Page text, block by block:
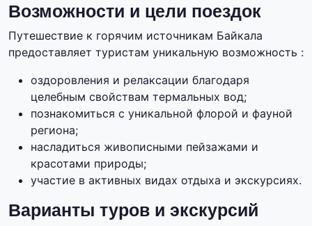
Возможности и цели поездок
Путешествие к горячим источникам Байкала
предоставляет туристам уникальную возможность :
оздоровления и релаксации благодаря
целебным свойствам термальных вод;
познакомиться с уникальной флорой и фауной
региона;
насладиться живописными пейзажами и
красотами природы;
участие в активных видах отдыха и экскурсиях.
Варианты туров и экскурсий